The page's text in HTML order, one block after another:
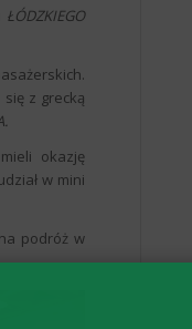
ŁÓDZKIEGO
z grecką
okazję
w mini
podróż w